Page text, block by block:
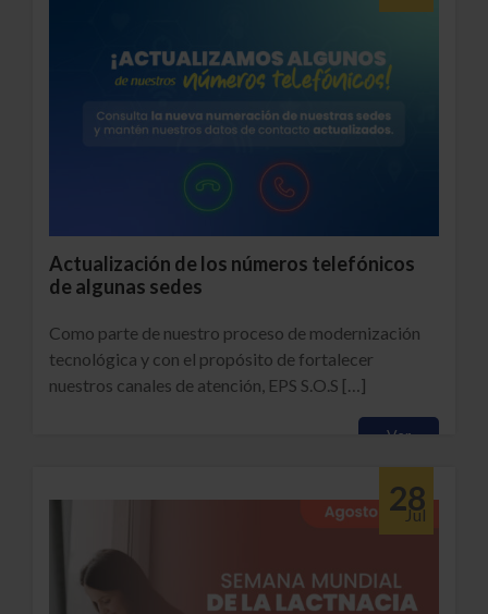
Ver
Actualización de los números telefónicos
de algunas sedes
Como parte de nuestro proceso de modernización
tecnológica y con el propósito de fortalecer
nuestros canales de atención, EPS S.O.S […]
Ver
28
Jul